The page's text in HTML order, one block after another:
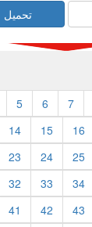
تحميل
5 6 7
14 15 16
23 24 25
32 33 34
41 42 43